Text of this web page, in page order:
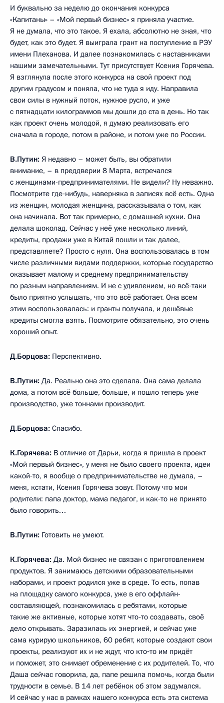
И буквально за неделю до окончания конкурса
«Капитаны» – «Мой первый бизнес» я приняла участие.
Я не думала, что это такое. Я ехала, абсолютно не зная, что
будет, как это будет. Я выиграла грант на поступление в РЭУ
имени Плеханова. И далее познакомилась с наставниками
нашими замечательными. Тут присутствует Ксения Горячева.
Я взглянула после этого конкурса на свой проект под
другим градусом и поняла, что не туда я иду. Направила
свои силы в нужный поток, нужное русло, и уже
с пятнадцати килограммов мы дошли до ста в день. Но так
как проект очень молодой, я думаю реализовать его
сначала в городе, потом в районе, и потом уже по России.
В.Путин: Я недавно – может быть, вы обратили
внимание, – в преддверии 8 Марта, встречался
с женщинами-предпринимателями. Не видели? Ну неважно.
Посмотрите где‑нибудь, наверняка в записях всё есть. Одна
из женщин, молодая женщина, рассказывала о том, как
она начинала. Вот так примерно, с домашней кухни. Она
делала шоколад. Сейчас у неё уже несколько линий,
кредиты, продажи уже в Китай пошли и так далее,
представляете? Просто с нуля. Она воспользовалась в том
числе различными видами поддержки, которые государство
оказывает малому и среднему предпринимательству
по разным направлениям. И не с удивлением, но всё‑таки
было приятно услышать, что это всё работает. Она всем
этим воспользовалась: и гранты получала, и дешёвые
кредиты смогла взять. Посмотрите обязательно, это очень
хороший опыт.
Д.Борцова: Перспективно.
В.Путин: Да. Реально она это сделала. Она сама делала
дома, а потом всё больше, больше, и пошло теперь уже
производство, уже тоннами производит.
Д.Борцова: Спасибо.
К.Горячева: В отличие от Дарьи, когда я пришла в проект
«Мой первый бизнес», у меня не было своего проекта, идеи
какой‑то, я вообще о предпринимательстве не думала, –
меня, кстати, Ксения Горячева зовут. Потому что мои
родители: папа доктор, мама педагог, и как‑то не принято
было говорить…
В.Путин: Готовить не умеют.
К.Горячева: Да. Мой бизнес не связан с приготовлением
продуктов. Я занимаюсь детскими образовательными
наборами, и проект родился уже в среде. То есть, попав
на площадку самого конкурса, уже в его оффлайн-
составляющей, познакомилась с ребятами, которые
такие же активные, которые хотят что‑то создавать, своё
дело открывать. Заразилась их энергией, и сейчас уже
сама курирую школьников, 60 ребят, которые создают свои
проекты, реализуют их и не ждут, что кто‑то им придёт
и поможет, это снимает обременение с их родителей. То, что
Даша сейчас говорила, да, папе решила помочь, когда были
трудности в семье. В 14 лет ребёнок об этом задумался.
И сейчас у нас в рамках нашего конкурса есть эта система